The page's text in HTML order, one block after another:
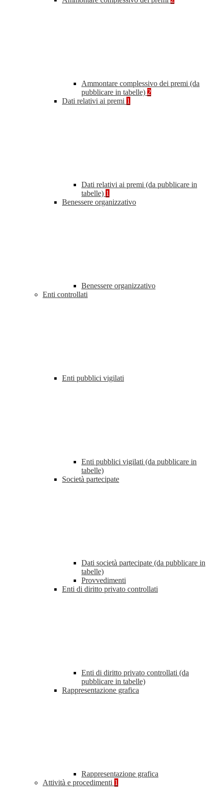
Ammontare complessivo dei premi (da
pubblicare in tabelle) 2
Dati relativi ai premi 1
Dati relativi ai premi (da pubblicare in
tabelle) 1
Benessere organizzativo
Benessere organizzativo
Enti controllati
Enti pubblici vigilati
Enti pubblici vigilati (da pubblicare in
tabelle)
Società partecipate
Dati società partecipate (da pubblicare in
tabelle)
Provvedimenti
Enti di diritto privato controllati
Enti di diritto privato controllati (da
pubblicare in tabelle)
Rappresentazione grafica
Rappresentazione grafica
Attività e procedimenti 1